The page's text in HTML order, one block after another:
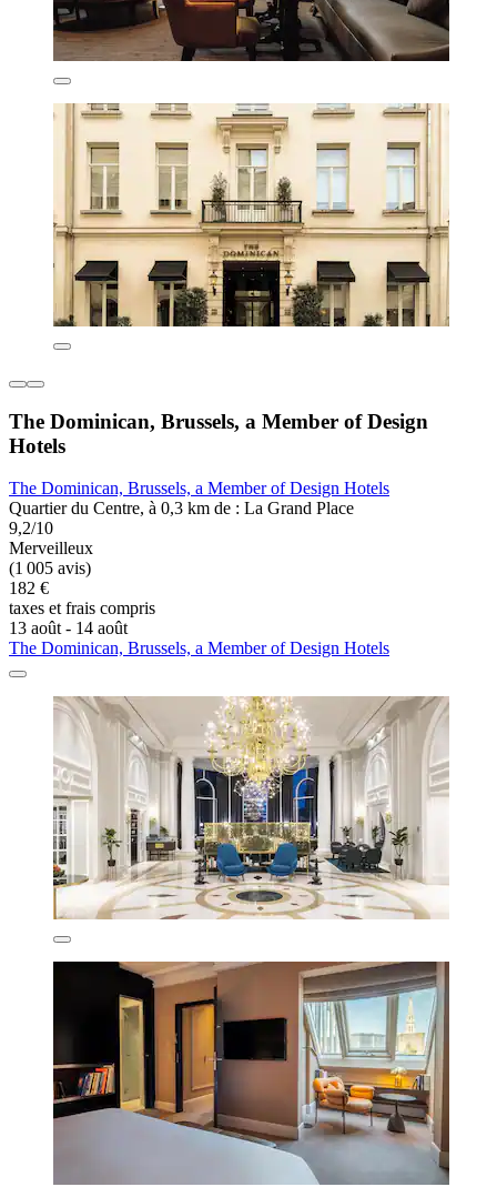
The Dominican, Brussels, a Member of Design
Hotels
The Dominican, Brussels, a Member of Design Hotels
Quartier du Centre, à 0,3 km de : La Grand Place
9,2/10
Merveilleux
(1 005 avis)
182 €
taxes et frais compris
13 août - 14 août
The Dominican, Brussels, a Member of Design Hotels